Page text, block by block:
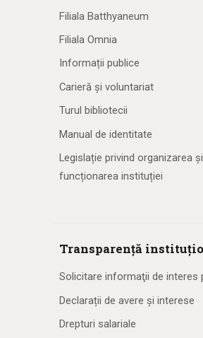
Filiala Batthyaneum
Filiala Omnia
Informații publice
Carieră și voluntariat
Turul bibliotecii
Manual de identitate
Legislație privind organizarea și
funcționarea instituției
Transparență
Solicitare informaţii de interes
Declarații de avere și interese
Drepturi salariale